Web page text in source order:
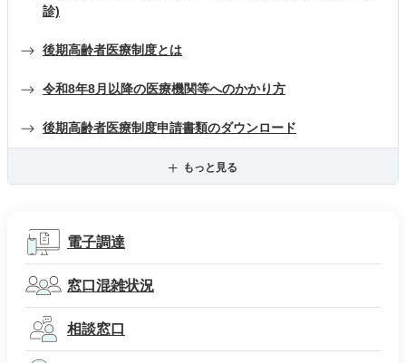
診)
後期高齢者医療制度とは
令和8年8月以降の医療機関等へのかかり方
後期高齢者医療制度申請書類のダウンロード
もっと見る
電子調達
窓口混雑状況
相談窓口